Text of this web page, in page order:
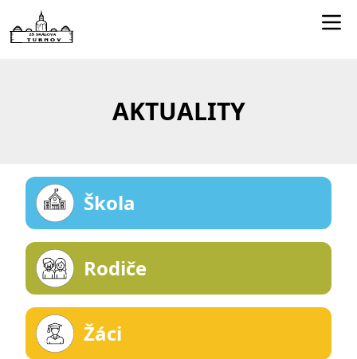
Kontakty
AKTUALITY
Škola
Rodiče
Žáci